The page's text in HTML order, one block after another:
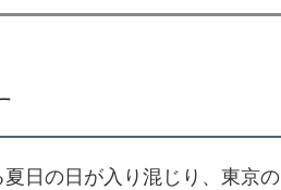
日の日が入り混じり、東京の